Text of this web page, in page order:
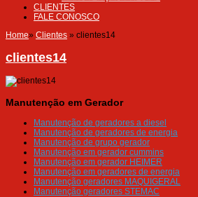
CLIENTES
FALE CONOSCO
Home» Clientes » clientes14
clientes14
Manutenção em Gerador
Manutenção de geradores a diesel
Manutenção de geradores de energia
Manutenção de grupo gerador
Manutenção em gerador cummins
Manutenção em gerador HEIMER
Manutenção em geradores de energia
Manutenção geradores MAQUIGERAL
Manutenção geradores STEMAC